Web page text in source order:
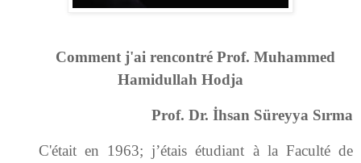
Comment j'ai rencontré Prof. Muhammed
Hamidullah Hodja
Prof. Dr. İhsan Süreyya Sırma
C'était en 1963; j’étais étudiant à la Faculté de